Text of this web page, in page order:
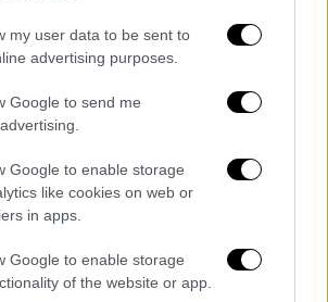
my user data to be sent to
advertising purposes.
Google to send me
Google to enable storage
like cookies on web or
in apps.
Google to enable storage
of the website or app.